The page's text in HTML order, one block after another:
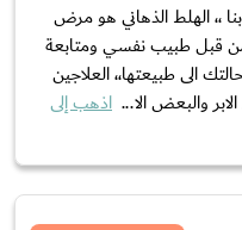
،، الهلط الذهاني هو مرض
قبل طبيب نفسي ومتابعة
الى طبيعتها،، العلاجين
والبعض الا... اذهب إلى